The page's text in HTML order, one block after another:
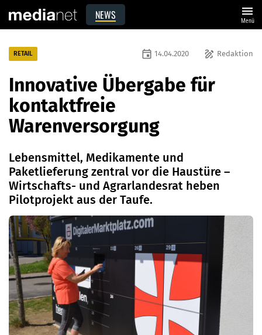
NEWS menu
Menü
RETAIL draw Redaktion
event 14.04.2020
Innovative Übergabe für
kontaktfreie
Warenversorgung
Lebensmittel, Medikamente und
Paketlieferung zentral vor die Haustüre –
Wirtschafts- und Agrarlandesrat heben
Pilotprojekt aus der Taufe.